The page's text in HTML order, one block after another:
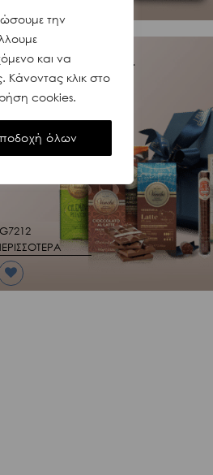
την
και να
Κάνοντας κλικ στο
cookies.
όλων
Gift Cards
Lover’s Classic Gift
Βασίλειο, Ιταλία
60,26